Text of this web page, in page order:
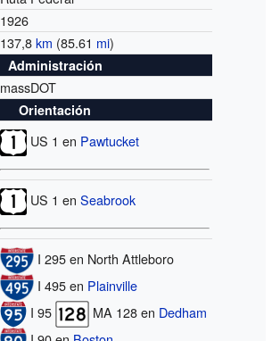
1926
137,8km (85.61 mi)
Administración
massDOT
Orientación
US 1 en Pawtucket
US 1 enSeabrook
I 295 en North Attleboro
I 495 en Plainville
I 95
MA 128 en Dedham